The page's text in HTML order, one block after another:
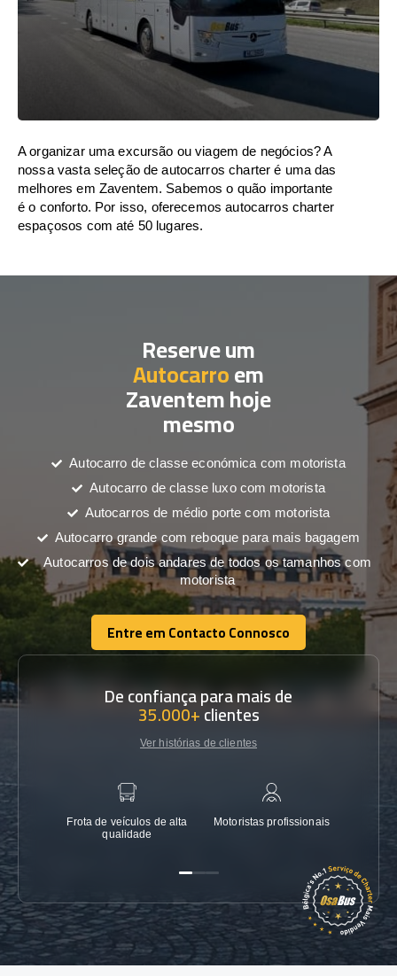
A organizar uma excursão ou viagem de negócios? A
nossa vasta seleção de autocarros charter é uma das
melhores em Zaventem. Sabemos o quão importante
é o conforto. Por isso, oferecemos autocarros charter
espaçosos com até 50 lugares.
Reserve um
Autocarroem
Zaventem hoje
mesmo
Autocarro de classe económica com motorista
Autocarro de classe luxo com motorista
Autocarros de médio porte com motorista
Autocarro grande com reboque para mais bagagem
Autocarros de dois andares de todos os tamanhos com
motorista
Entre em Contacto Connosco
Entre em Contacto Connosco
De confiança para mais de
35.000+clientes
Ver histórias de clientes
Frota de veículos de alta
qualidade
Motoristas profissionais